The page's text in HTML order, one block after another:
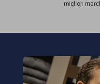
migliori